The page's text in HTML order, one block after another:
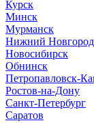
Курск
Минск
Мурманск
Нижний Новгород
Новосибирск
Обнинск
Петропавловск-
Ростов-на-Дону
Санкт-Петербург
Саратов